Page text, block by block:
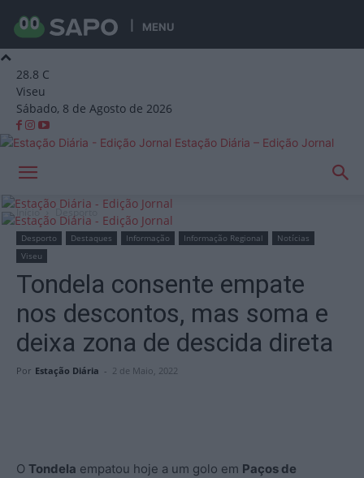
MENU
28.8 C
Viseu
Sábado, 8 de Agosto de 2026
Estação Diária – Edição Jornal
Início Desporto
Desporto Destaques Informação Informação Regional
Notícias
Viseu
Tondela consente empate
nos descontos, mas soma e
deixa zona de descida direta
Por Estação Diária - 2 de Maio, 2022
O Tondela empatou hoje a um golo em Paços de